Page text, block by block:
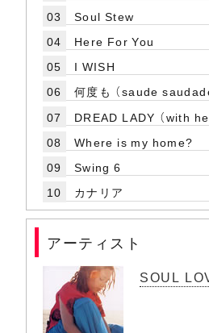
03
Soul Stew
04
Here For You
05
I WISH
06
何度も （saude
07
DREAD LADY （with
08
Where is my home?
09
Swing 6
10
カナリア
アーティスト
SOUL